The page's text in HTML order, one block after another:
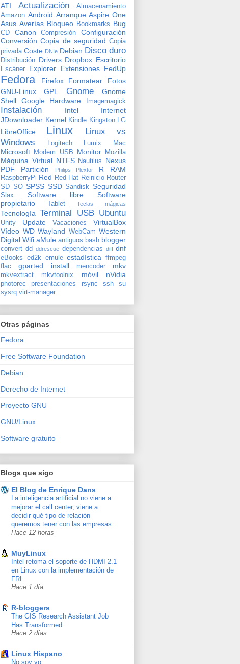
ATI Actualización
Almacenamiento
Amazon Android Arranque Aspire One
Asus Averías Bloqueo Bookmarks Bug
CD Canon Compresión
Configuración
Conversión Copia de seguridad Copia
privada Coste DNIe Debian Disco duro
Distribución Drivers Dropbox Escritorio
Escáner Explorer Extensiones FedUp
Fedora Firefox Formatear
Fotos
GNU-Linux
GPL Gnome
Gnome
Shell
Google Hardware Imagemagick
Instalación Intel
Internet
JDownloader Kernel Kindle Kingston LG
LibreOffice Linux
Linux vs
Windows
Logitech Lumix Mac
Microsoft Modem USB Monitor Mozilla
Máquina Virtual NTFS Nautilus
Nexus
PDF
Partición Philips Plextor R RAM
RaspberryPi Red Red Hat Reinicio Router
SD SO SPSS SSD Sandisk Seguridad
Slax Software libre
Software
propietario
Tablet Teclas mágicas
Tecnología Terminal USB Ubuntu
Unity Update Vacaciones
VirtualBox
Vídeo WD Wayland WebCam Western
Digital Wifi aMule antiguos bash blogger
convert dd ddrescue dependencias diff dnf
eBooks ed2k emule estadística ffmpeg
flac
gparted install mencoder mkv
mkvextract mkvtoolnix móvil nVidia
photorec presentaciones rsync ssh
su
sysrq virt-manager
Otras páginas
Fedora
Free Software Foundation
Debian
Derecho de Internet
Proyecto GNU
GNU/Linux
Software gratuito
Blogs que sigo
El Blog de Enrique Dans
La inteligencia artificial no viene a
mejorar el call center, viene a
decidir qué tipo de relación
queremos tener con las empresas
Hace 12 horas
MuyLinux
Intel retoma el soporte de HDMI 2.1
en Linux con la implementación de
FRL
Hace 1 día
R-bloggers
The GIS Research Assistant Job
Has Transformed
Hace 2 días
Linux Hispano
No soy yo